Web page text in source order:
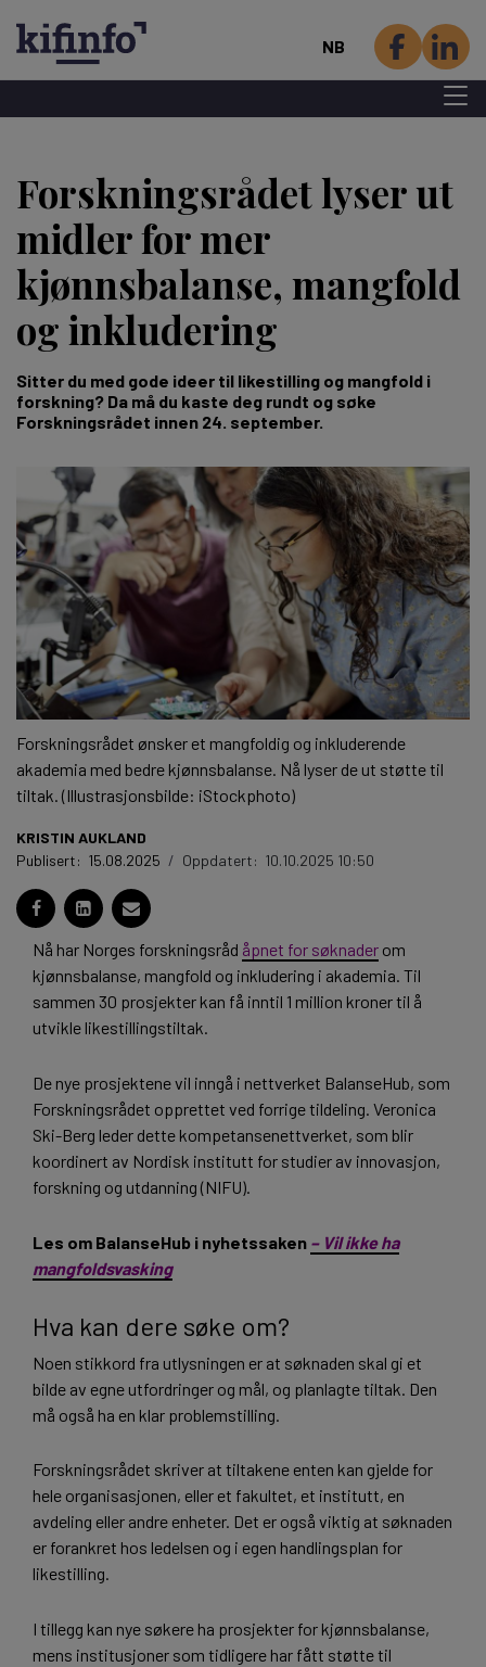
hovedinnhold
NB
Menu
Forskningsrådet lyser ut
midler for mer
kjønnsbalanse, mangfold
og inkludering
Sitter du med gode ideer til likestilling og mangfold i
forskning? Da må du kaste deg rundt og søke
Forskningsrådet innen 24. september.
Forskningsrådet ønsker et mangfoldig og inkluderende
akademia med bedre kjønnsbalanse. Nå lyser de ut støtte til
tiltak. (Illustrasjonsbilde: iStockphoto)
KRISTIN AUKLAND
Publisert: 15.08.2025 / Oppdatert: 10.10.2025 10:50
Nå har Norges forskningsråd åpnet for søknader om
kjønnsbalanse, mangfold og inkludering i akademia. Til
sammen 30 prosjekter kan få inntil 1 million kroner til å
utvikle likestillingstiltak.
De nye prosjektene vil inngå i nettverket BalanseHub, som
Forskningsrådet opprettet ved forrige tildeling. Veronica
Ski-Berg leder dette kompetansenettverket, som blir
koordinert av Nordisk institutt for studier av innovasjon,
forskning og utdanning (NIFU).
Les om BalanseHub i nyhetssaken – Vil ikke ha
mangfoldsvasking
Hva kan dere søke om?
Noen stikkord fra utlysningen er at søknaden skal gi et
bilde av egne utfordringer og mål, og planlagte tiltak. Den
må også ha en klar problemstilling.
Forskningsrådet skriver at tiltakene enten kan gjelde for
hele organisasjonen, eller et fakultet, et institutt, en
avdeling eller andre enheter. Det er også viktig at søknaden
er forankret hos ledelsen og i egen handlingsplan for
likestilling.
I tillegg kan nye søkere ha prosjekter for kjønnsbalanse,
mens institusjoner som tidligere har fått støtte til